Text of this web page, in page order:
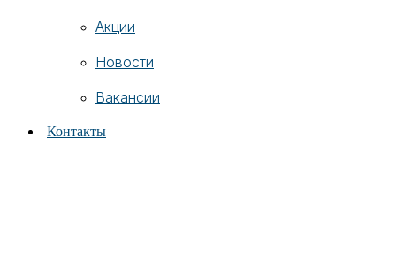
Акции
Новости
Вакансии
Контакты